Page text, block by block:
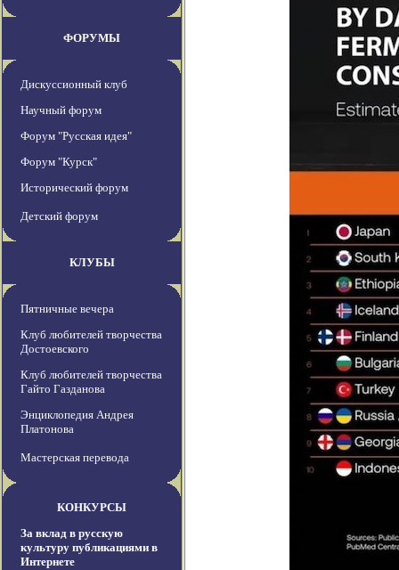
ФОРУМЫ
Дискуссионный клуб
Научный форум
Форум "Русская идея"
Форум "Курск"
Исторический форум
Детский форум
КЛУБЫ
Пятничные вечера
Клуб любителей творчества
Достоевского
Клуб любителей творчества
Гайто Газданова
Энциклопедия Андрея
Платонова
Мастерская перевода
КОНКУРСЫ
За вклад в русскую
культуру публикациями в
Интернете